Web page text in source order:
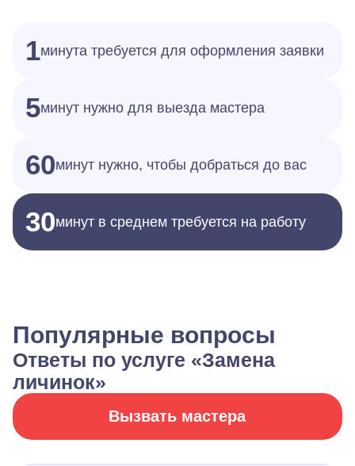
1минута требуется для оформления заявки
5минут нужно для выезда мастера
60минут нужно, чтобы добраться до вас
30минут в среднем требуется на работу
Популярные вопросы
Ответы по услуге «Замена
личинок»
Вызвать мастера